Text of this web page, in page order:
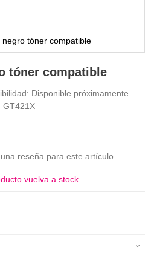
negro tóner compatible
tóner compatible
Disponible próximamente
GT421X
reseña para este artículo
vuelva a stock